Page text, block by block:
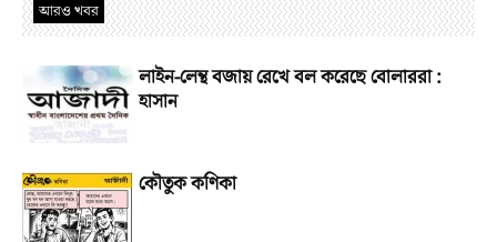
আরও খবর
লাইন-লেন্থ বজায় রেখে বল করেছে বোলাররা :
হাসান
কৌতুক কণিকা